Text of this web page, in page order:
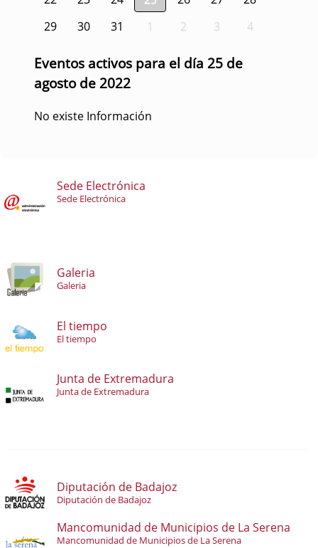
29
30 31 1 2 3 4
Eventos activos para el día 25 de
agosto de 2022
No existe Información
Sede Electrónica
Sede Electrónica
Galeria
Galeria
El tiempo
El tiempo
Junta de Extremadura
Junta de Extremadura
Diputación de Badajoz
Diputación de Badajoz
Mancomunidad de Municipios de La Serena
Mancomunidad de Municipios de La Serena